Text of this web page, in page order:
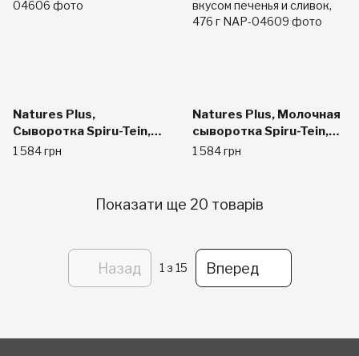
Natures Plus,
Сыворотка Spiru-Tein,
питание с высоким
1 584 грн
Natures Plus, Молочная
сыворотка Spiru-Tein,
питание с высоким
сливок, 476 г
1 584 грн
Показати ще 20 товарів
Назад 1 з 15 Вперед